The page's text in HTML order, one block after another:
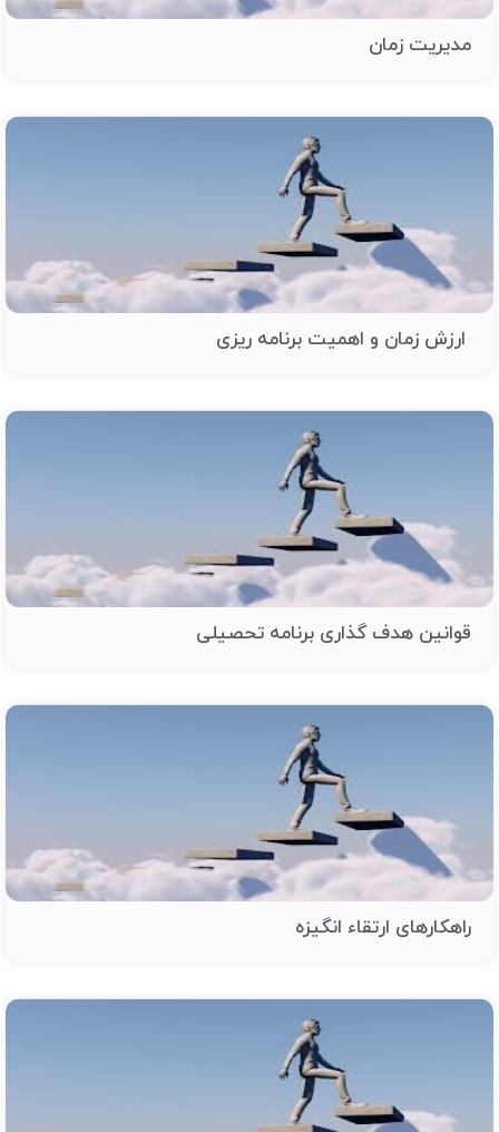
مدیریت زمان
ارزش زمان و اهمیت برنامه ریزی
قوانین هدف گذاری برنامه تحصیلی
راهکارهای ارتقاء انگیزه